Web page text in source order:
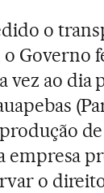
o
Governo
ao dia
empresa
o